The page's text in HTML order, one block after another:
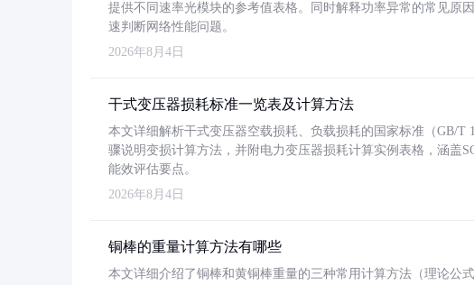
提供不同速率光模块的参考值表格。同时解释功率异常的常见原
速判断网络性能问题。
2026年8月4日
干式变压器损耗标准一览表及计算方法
本文详细解析干式变压器空载损耗、负载损耗的国家标准（GB/T
骤说明变损计算方法，并附电力变压器损耗计算实例表格，涵盖
能效评估要点。
2026年8月4日
铜棒的重量计算方法有哪些
本文详细介绍了铜棒和黄铜棒重量的三种常用计算方法（理论公